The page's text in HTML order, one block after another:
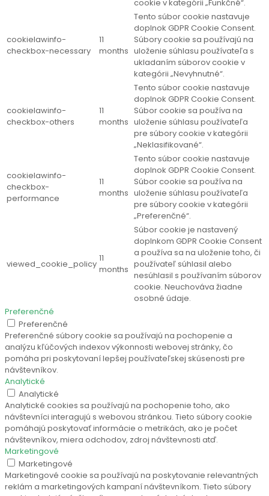
cookie v kategórii „Funkčné“.
cookielawinfo-
checkbox-necessary
11
months
Tento súbor cookie nastavuje
doplnok GDPR Cookie Consent.
Súbory cookie sa používajú na
uloženie súhlasu používateľa s
ukladaním súborov cookie v
kategórii „Nevyhnutné“.
cookielawinfo-
checkbox-others
11
months
Tento súbor cookie nastavuje
doplnok GDPR Cookie Consent.
Súbor cookie sa používa na
uloženie súhlasu používateľa
pre súbory cookie v kategórii
„Neklasifikované“.
cookielawinfo-
checkbox-
performance
11
months
Tento súbor cookie nastavuje
doplnok GDPR Cookie Consent.
Súbor cookie sa používa na
uloženie súhlasu používateľa
pre súbory cookie v kategórii
„Preferenčné“.
viewed_cookie_policy
11
months
Súbor cookie je nastavený
doplnkom GDPR Cookie Consent
a používa sa na uloženie toho, či
používateľ súhlasil alebo
nesúhlasil s používaním súborov
cookie. Neuchováva žiadne
osobné údaje.
Preferenčné
Preferenčné
Preferenčné súbory cookie sa používajú na pochopenie a
analýzu kľúčových indexov výkonnosti webovej stránky, čo
pomáha pri poskytovaní lepšej používateľskej skúsenosti pre
návštevníkov.
Analytické
Analytické
Analytické cookies sa používajú na pochopenie toho, ako
návštevníci interagujú s webovou stránkou. Tieto súbory cookie
pomáhajú poskytovať informácie o metrikách, ako je počet
návštevníkov, miera odchodov, zdroj návštevnosti atď.
Marketingové
Marketingové
Marketingové cookie sa používajú na poskytovanie relevantných
reklám a marketingových kampaní návštevníkom. Tieto súbory